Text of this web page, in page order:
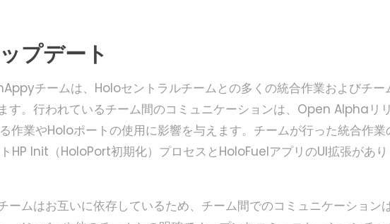
プデート
チームは、Holoセントラルチームとの多くの統合作業およびチー
す。行われているチーム間のコミュニケーションは、Open Alphaリリ
作業やHoloポートの使用に影響を与えます。チームが行った統合作業
HP Init（HoloPort初期化）プロセスとHoloFuelアプリのUI拡張があり
ームはお互いに依存しているため、チーム間でのコミュニケーション